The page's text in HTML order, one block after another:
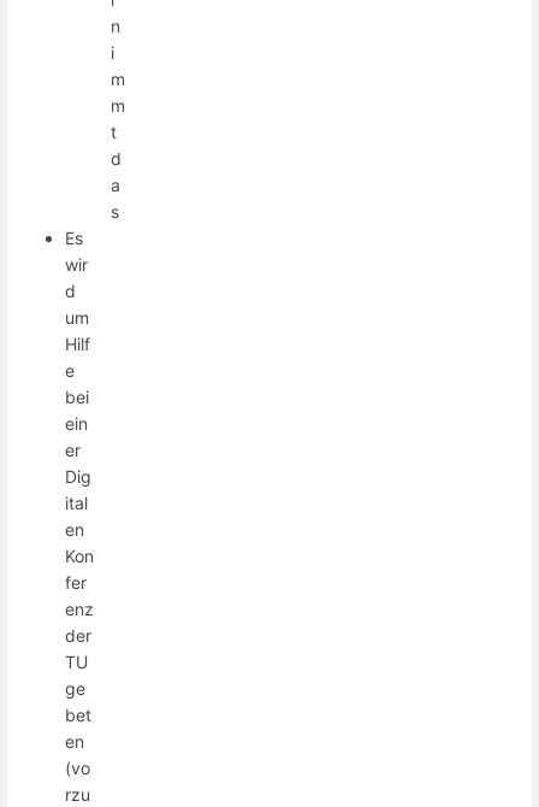
n
i
m
m
t
d
a
s
Es
wir
d
um
Hilf
e
bei
ein
er
Dig
ital
en
Kon
fer
enz
der
TU
ge
bet
en
(vo
rzu